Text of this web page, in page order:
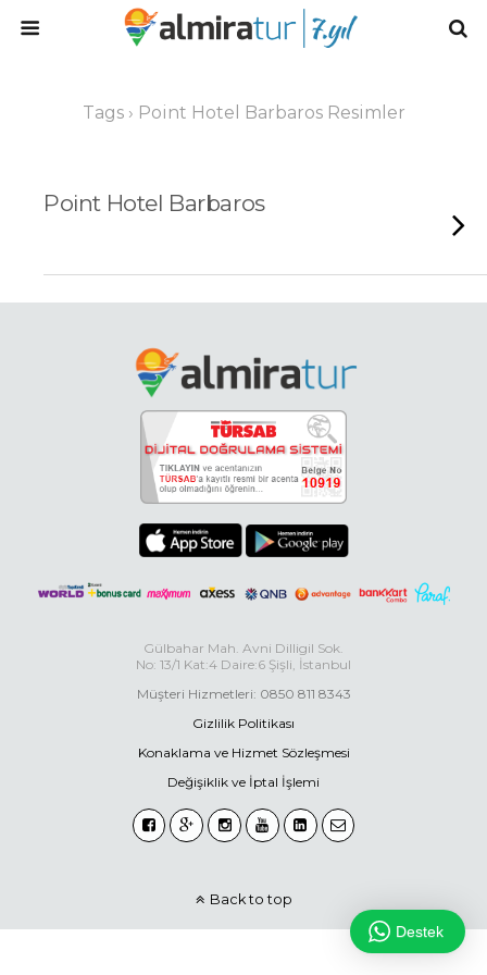
Tags › Point Hotel Barbaros Resimler
Point Hotel Barbaros
Gülbahar Mah. Avni Dilligil Sok.
No: 13/1 Kat:4 Daire:6 Şişli, İstanbul
Müşteri Hizmetleri: 0850 811 8343
Gizlilik Politikası
Konaklama ve Hizmet Sözleşmesi
Değişiklik ve İptal İşlemi
Back to top
Destek